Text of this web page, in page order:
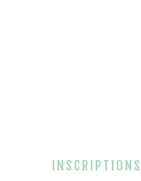
INSCRIPTIONS